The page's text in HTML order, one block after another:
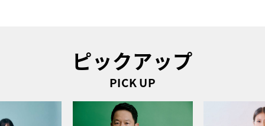
ピックアップ
PICK UP